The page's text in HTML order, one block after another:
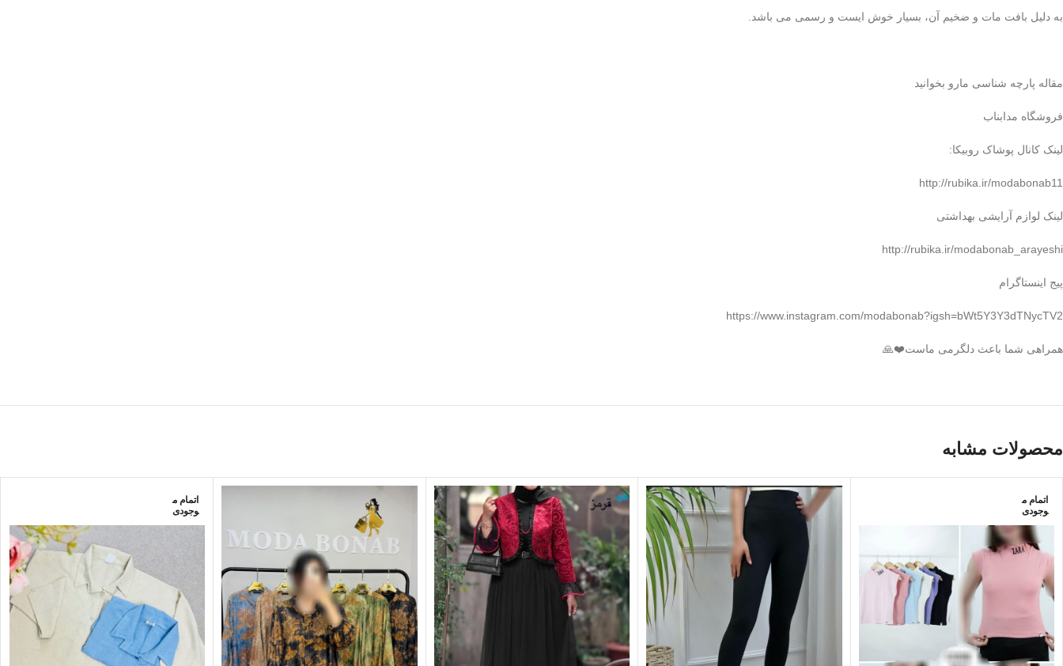
به دلیل بافت مات و ضخیم آن، بسیار خوش ایست و رسمی می باشد.
مقاله پارچه شناسی مارو بخوانید
فروشگاه مدابناب
لینک کانال پوشاک روبیکا:
http://rubika.ir/modabonab11
لینک لوازم آرایشی بهداشتی
http://rubika.ir/modabonab_arayeshi
پیج اینستاگرام
https://www.instagram.com/modabonab?igsh=bWt5Y3Y3dTNycTV2
همراهی شما باعث دلگرمی ماست❤️🙏
محصولات مشابه
اتمام م
وجودی
اتمام م
وجودی